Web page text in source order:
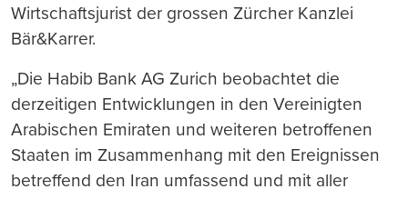
Wirtschaftsjurist der grossen Zürcher Kanzlei
Bär&Karrer.
„Die Habib Bank AG Zurich beobachtet die
derzeitigen Entwicklungen in den Vereinigten
Arabischen Emiraten und weiteren betroffenen
Staaten im Zusammenhang mit den Ereignissen
betreffend den Iran umfassend und mit aller